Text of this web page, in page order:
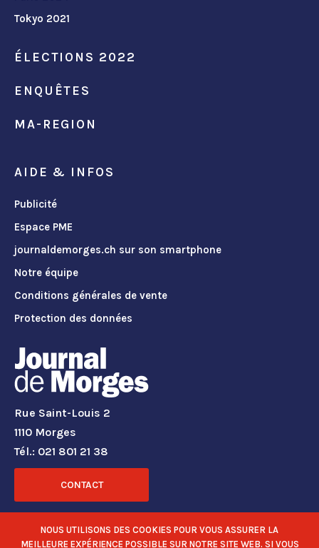
Tokyo 2021
ÉLECTIONS 2022
ENQUÊTES
MA-REGION
AIDE & INFOS
Publicité
Espace PME
journaldemorges.ch sur son smartphone
Notre équipe
Conditions générales de vente
Protection des données
Rue Saint-Louis 2
1110 Morges
Tél.: 021 801 21 38
CONTACT
RÉSEAUX SOCIAUX
NOUS UTILISONS DES COOKIES POUR VOUS ASSURER LA
MEILLEURE EXPÉRIENCE POSSIBLE SUR NOTRE SITE WEB. SI VOUS